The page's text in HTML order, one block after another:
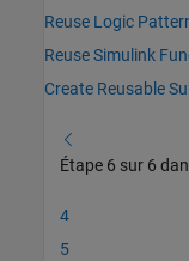
Reuse Logic
Reuse Simulink
Create Reusable
Étape 6 sur 6
4
5